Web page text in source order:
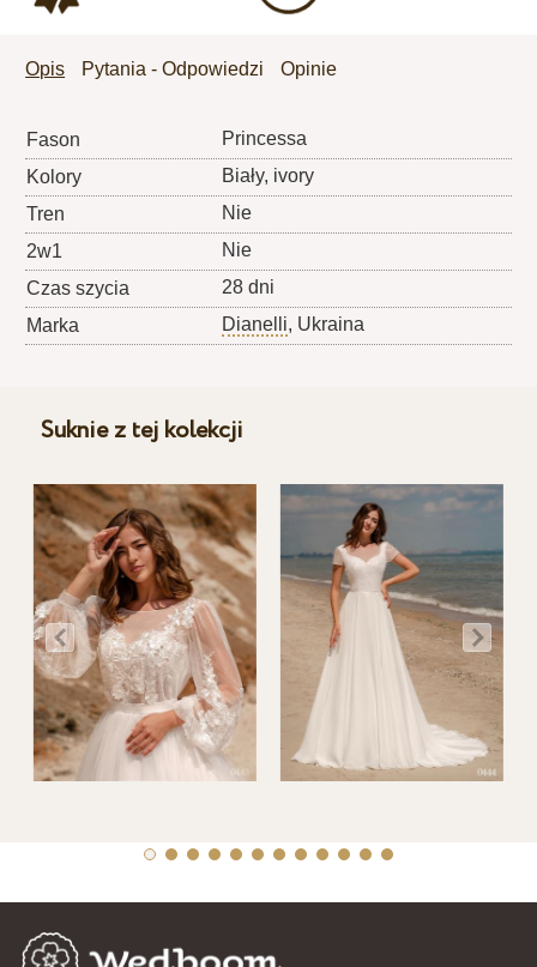
Opis Pytania - Odpowiedzi Opinie
Fason
Princessa
Kolory
Biały, ivory
Tren
Nie
2w1
Nie
Czas szycia
28 dni
Marka
Dianelli, Ukraina
Suknie z tej kolekcji